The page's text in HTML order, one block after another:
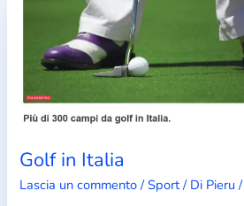
Golf in Italia
Lascia un commento /Sport/ Di Pieru/